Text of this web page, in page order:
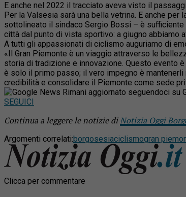
E anche nel 2022 il tracciato aveva visto il
Per la Valsesia sarà una bella vetrina. E anche
sottolineato il sindaco Sergio Bossi – è
città dal punto di vista sportivo: a giugno abbiamo
A tutti gli appassionati di ciclismo auguriamo di
«Il
Gran Piemonte è un viaggio attraverso le
storia di tradizione e innovazione. Questo evento
è solo il primo passo; il vero impegno è
credibilità e consolidare il
Piemonte come sede
Rimani aggiornato seguendoci su
SEGUICI
Continua a leggere le notizie diNotizia Oggi
Argomenti correlati:borgosesiaciclismogran
Clicca per commentare